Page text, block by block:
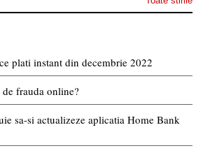
plati instant din decembrie 2022
frauda online?
sa-si actualizeze aplicatia Home Bank